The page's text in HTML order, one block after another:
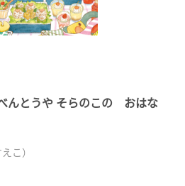
んとうや そらのこの おはな
こ）